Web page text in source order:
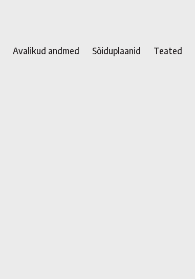
Avalikud andmed Sõiduplaanid Teated